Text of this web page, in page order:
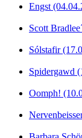
Engst
Scott
Sólstafir
Spidergawd
Oomph!